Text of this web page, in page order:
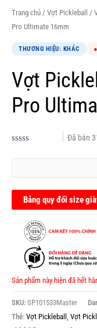
Trang chủ / Vợt Pickleball /
Pro Ultimate 16mm
THƯƠNG HIỆU: KHÁC
Vợt
Pro
xếp
0.0
sao
Đã bán
Bảng quy đổi size
Sản phẩm này hiện đã hết
SKU: SP101533Master
Thẻ: Vợt Pickleball Vợt